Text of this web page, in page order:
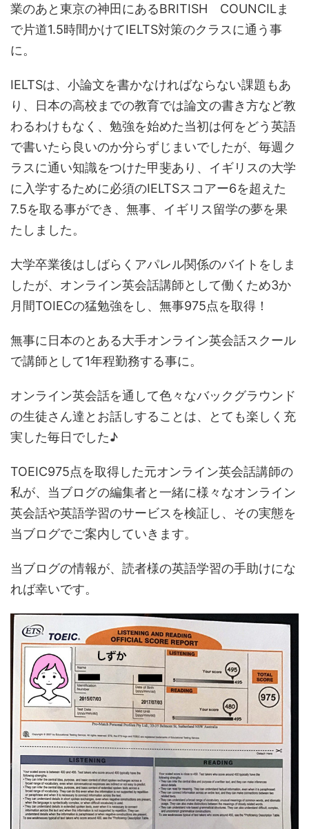
業のあと東京の神田にあるBRITISH COUNCILま
で片道1.5時間かけてIELTS対策のクラスに通う事
に。
IELTSは、小論文を書かなければならない課題もあ
り、日本の高校までの教育では論文の書き方など教
わるわけもなく、勉強を始めた当初は何をどう英語
で書いたら良いのか分らずじまいでしたが、毎週ク
ラスに通い知識をつけた甲斐あり、イギリスの大学
に入学するために必須のIELTSスコアー6を超えた
7.5を取る事ができ、無事、イギリス留学の夢を果
たしました。
大学卒業後はしばらくアパレル関係のバイトをしま
したが、オンライン英会話講師として働くため3か
月間TOIECの猛勉強をし、無事975点を取得！
無事に日本のとある大手オンライン英会話スクール
で講師として1年程勤務する事に。
オンライン英会話を通して色々なバックグラウンド
の生徒さん達とお話しすることは、とても楽しく充
実した毎日でした♪
TOEIC975点を取得した元オンライン英会話講師の
私が、当ブログの編集者と一緒に様々なオンライン
英会話や英語学習のサービスを検証し、その実態を
当ブログでご案内していきます。
当ブログの情報が、読者様の英語学習の手助けにな
れば幸いです。